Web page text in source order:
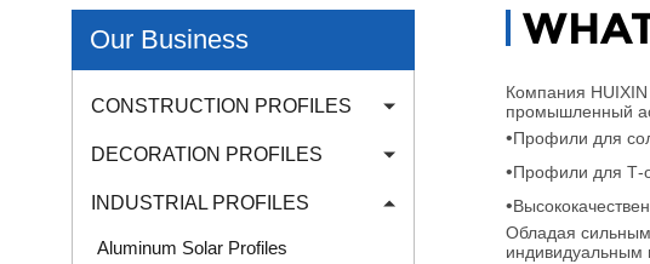
Our Business
CONSTRUCTION PROFILES
DECORATION PROFILES
INDUSTRIAL PROFILES
Aluminum Solar Profiles
Компания
промышленный
•Профили для
•Профили для Т-
•
Обладая
индивидуальным